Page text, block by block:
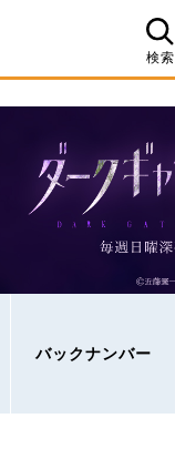
検索
バックナンバー